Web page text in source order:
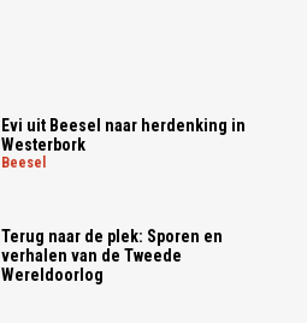
Evi uit Beesel naar herdenking in
Westerbork
beesel
Terug naar de plek: Sporen en
verhalen van de Tweede
Wereldoorlog